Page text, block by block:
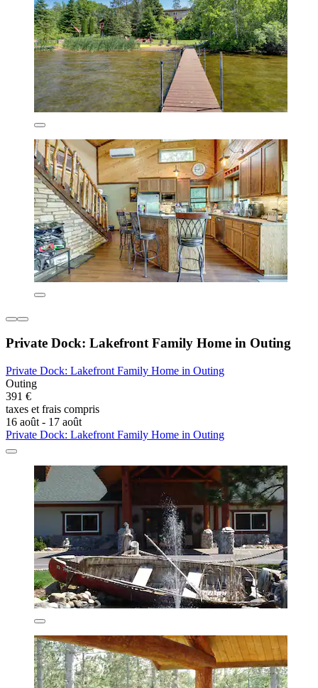
Private Dock: Lakefront Family Home in Outing
Private Dock: Lakefront Family Home in Outing
Outing
391 €
taxes et frais compris
16 août - 17 août
Private Dock: Lakefront Family Home in Outing